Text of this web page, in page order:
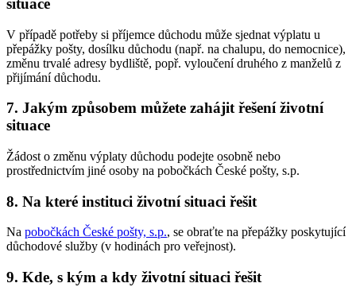
situace
V případě potřeby si příjemce důchodu může sjednat výplatu u
přepážky pošty, dosílku důchodu (např. na chalupu, do nemocnice),
změnu trvalé adresy bydliště, popř. vyloučení druhého z manželů z
přijímání důchodu.
7. Jakým způsobem můžete zahájit řešení životní
situace
Žádost o změnu výplaty důchodu podejte osobně nebo
prostřednictvím jiné osoby na pobočkách České pošty, s.p.
8. Na které instituci životní situaci řešit
Na pobočkách České pošty, s.p., se obraťte na přepážky poskytující
důchodové služby (v hodinách pro veřejnost).
9. Kde, s kým a kdy životní situaci řešit